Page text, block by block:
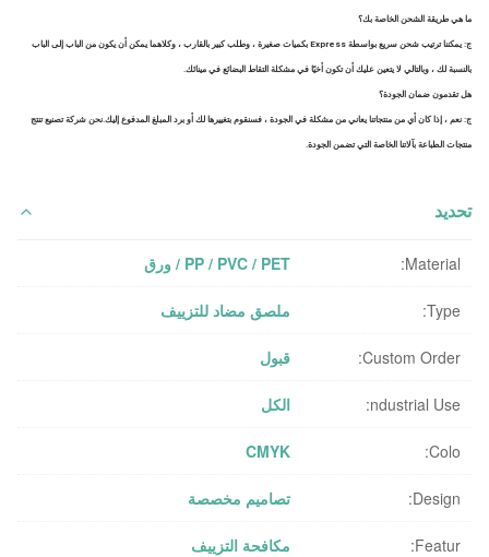
ما هي طريقة الشحن الخاصة بك؟
بالنسبة لك ، وبالتالي لا يتعين عليك أن تكون أخيًا في مشكلة التقاط البضائع في مينائك.
هل تقدمون ضمان الجودة؟
منتجات الطباعة بآلاتنا الخاصة التي تضمن الجودة.
تحديد
Material: PP / PVC / PET / ورق
Type: ملصق مضاد للتزييف
Custom Order: قبول
ndustrial Use: الكل
Colo:
CMYK
Design: تصاميم مخصصة
Featur: مكافحة التزييف